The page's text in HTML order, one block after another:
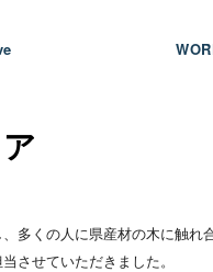
多くの人に県産材の木に触れ
させていただきました。